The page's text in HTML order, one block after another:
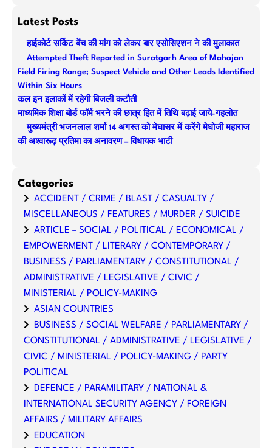
aLatest Posts
हाईकोर्ट सर्किट बेंच की मांग को लेकर बार एसोसिएशन ने की मुलाकात
Attempted Theft Reported in Suratgarh Area of Mahajan
Field Firing Range; Suspect Vehicle and Other Leads Identified
Within Six Hours
कल इन इलाकों में रहेगी बिजली कटौती
माध्यमिक शिक्षा बोर्ड फॉर्म भरने की छात्र हित में तिथि बढ़ाई जाये-गहलोत
मुख्यमंत्री भजनलाल शर्मा 14 अगस्त को मेघासर में करेंगे मेघोजी महाराज
की अश्वारूढ़ प्रतिमा का अनावरण – विधायक भाटी
Categories
ACCIDENT / CRIME / BLAST / CASUALTY /
MISCELLANEOUS / FEATURES / MURDER / SUICIDE
ARTICLE – SOCIAL / POLITICAL / ECONOMICAL /
EMPOWERMENT / LITERARY / CONTEMPORARY /
BUSINESS / PARLIAMENTARY / CONSTITUTIONAL /
ADMINISTRATIVE / LEGISLATIVE / CIVIC /
MINISTERIAL / POLICY-MAKING
ASIAN COUNTRIES
BUSINESS / SOCIAL WELFARE / PARLIAMENTARY /
CONSTITUTIONAL / ADMINISTRATIVE / LEGISLATIVE /
CIVIC / MINISTERIAL / POLICY-MAKING / PARTY
POLITICAL
DEFENCE / PARAMILITARY / NATIONAL &
INTERNATIONAL SECURITY AGENCY / FOREIGN
AFFAIRS / MILITARY AFFAIRS
EDUCATION